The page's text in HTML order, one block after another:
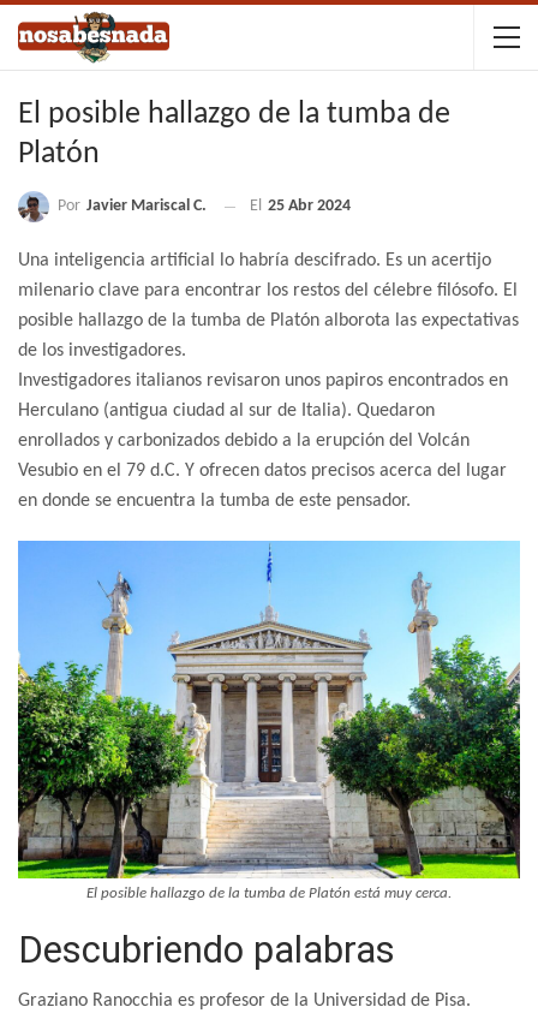
El posible hallazgo de la tumba de
Platón
Por Javier Mariscal C. El 25 Abr 2024
Una inteligencia artificial lo habría descifrado. Es un acertijo
milenario clave para encontrar los restos del célebre filósofo. El
posible hallazgo de la tumba de Platón alborota las expectativas
de los investigadores.
Investigadores italianos revisaron unos papiros encontrados en
Herculano (antigua ciudad al sur de Italia). Quedaron
enrollados y carbonizados debido a la erupción del Volcán
Vesubio en el 79 d.C. Y ofrecen datos precisos acerca del lugar
en donde se encuentra la tumba de este pensador.
El posible hallazgo de la tumba de Platón está muy cerca.
Descubriendo palabras
Graziano Ranocchia es profesor de la Universidad de Pisa.